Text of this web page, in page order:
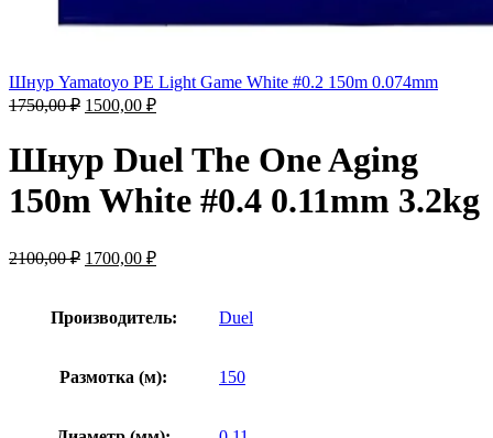
Шнур Yamatoyo PE Light Game White #0.2 150m 0.074mm
1750,00₽ 1500,00 ₽
Шнур Duel The One Aging
150m White #0.4 0.11mm 3.2kg
2100,00₽ 1700,00 ₽
Производитель: Duel
Размотка (м): 150